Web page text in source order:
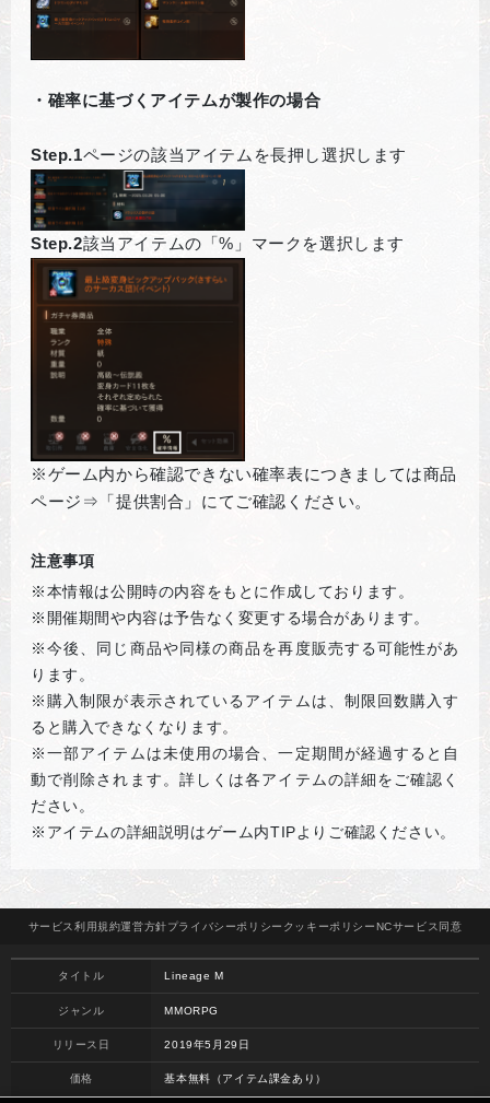
・確率に基づくアイテムが製作の場合
Step.1ページの該当アイテムを長押し選択します
Step.2該当アイテムの「%」マークを選択します
※ゲーム内から確認できない確率表につきましては商品
ページ⇒「提供割合」にてご確認ください。
注意事項
※本情報は公開時の内容をもとに作成しております。
※開催期間や内容は予告なく変更する場合があります。
※今後、同じ商品や同様の商品を再度販売する可能性があ
ります。
※購入制限が表示されているアイテムは、制限回数購入す
ると購入できなくなります。
※一部アイテムは未使用の場合、一定期間が経過すると自
動で削除されます。詳しくは各アイテムの詳細をご確認く
ださい。
※アイテムの詳細説明はゲーム内TIPよりご確認ください。
サービス 利用規約運営方針プライバシーポリシー クッキーポリシーNCサービス 同意
タイトル Lineage M
ジャンル MMORPG
リリース日 2019年5月29日
価格 基本無料（アイテム課金あり）